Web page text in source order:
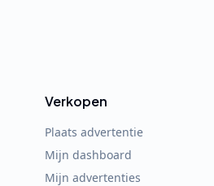
Verkopen
Plaats advertentie
Mijn dashboard
Mijn advertenties